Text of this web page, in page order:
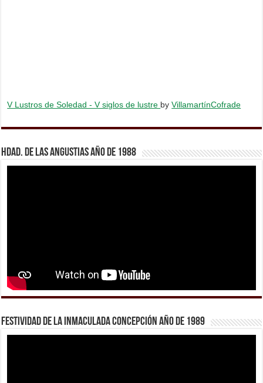
V Lustros de Soledad - V siglos de lustre byVillamartínCofrade
Hdad. de Las Angustias año de 1988
Festividad de la Inmaculada Concepción año de 1989